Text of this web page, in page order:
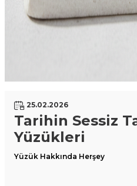
25.02.2026
Tarihin Sessiz
Yüzükleri
Yüzük Hakkında Herşey